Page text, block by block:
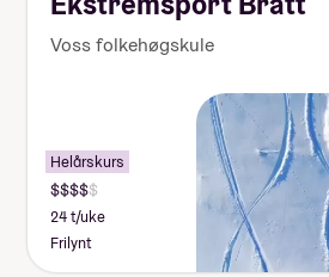
Voss folkehøgskule
Helårskurs
24 t/uke
Frilynt